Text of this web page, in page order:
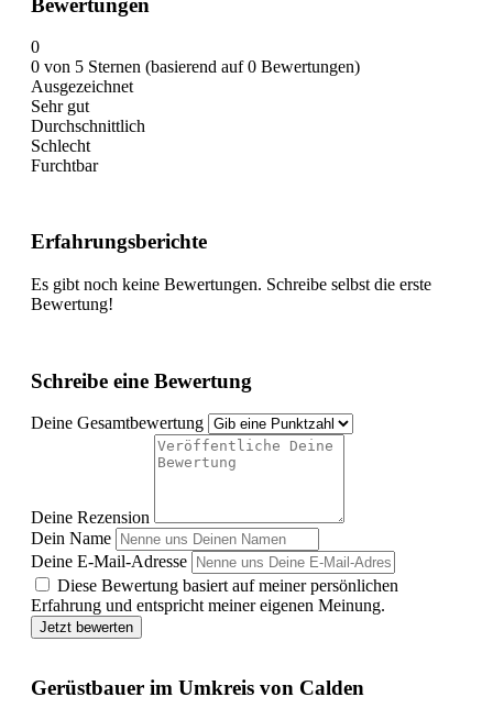
Bewertungen
0
0 von 5 Sternen (basierend auf 0 Bewertungen)
Ausgezeichnet
Sehr gut
Durchschnittlich
Schlecht
Furchtbar
Erfahrungsberichte
Es gibt noch keine Bewertungen. Schreibe selbst die erste
Bewertung!
Schreibe eine Bewertung
Deine Gesamtbewertung
Deine Rezension
Dein Name
Deine E-Mail-Adresse
Diese Bewertung basiert auf meiner persönlichen
Erfahrung und entspricht meiner eigenen Meinung.
Jetzt bewerten
Gerüstbauer im Umkreis von Calden